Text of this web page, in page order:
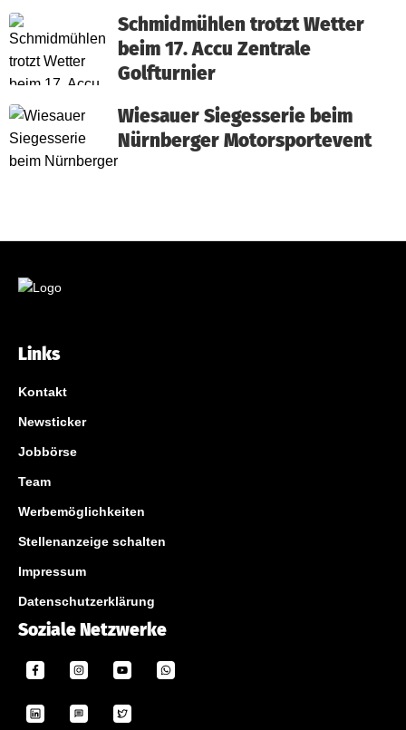
Schmidmühlen trotzt Wetter
beim 17. Accu Zentrale
Golfturnier
Wiesauer Siegesserie beim
Nürnberger Motorsportevent
Links
Kontakt
Newsticker
Jobbörse
Team
Werbemöglichkeiten
Stellenanzeige schalten
Impressum
Datenschutzerklärung
Soziale Netzwerke